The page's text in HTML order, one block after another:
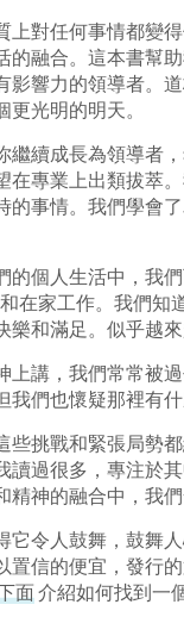
上對任何事情都變
的融合。這本書幫
影響力的領導者。
更光明的明天。
繼續成長為領導者
在專業上出類拔萃
的事情。我們學會
的個人生活中，我
在家工作。我們知
樂和滿足。似乎越
上講，我們常常被
我們也懷疑那裡有
些挑戰和緊張局勢
讀過很多，專注於
精神的融合中，我
它令人鼓舞，鼓舞
置信的便宜，發行
面介紹如何找到一